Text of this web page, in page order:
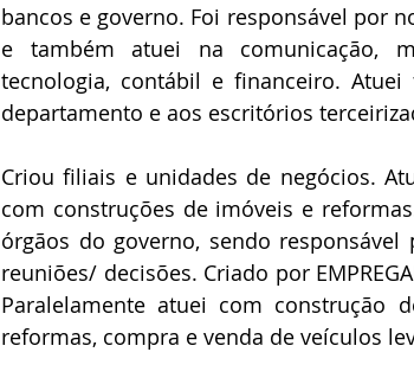
bancos e governo. Foi responsável por
e também atuei na comunicação,
tecnologia, contábil e financeiro.
departamento e aos escritórios
Criou filiais e unidades de negócios.
com construções de imóveis e
órgãos do governo, sendo
reuniões/ decisões. Criado por
Paralelamente atuei com construção
reformas, compra e venda de veículos